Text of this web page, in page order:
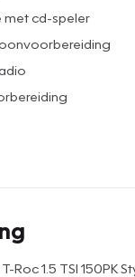
met cd-speler
Roc 1.5 TSI 150PK